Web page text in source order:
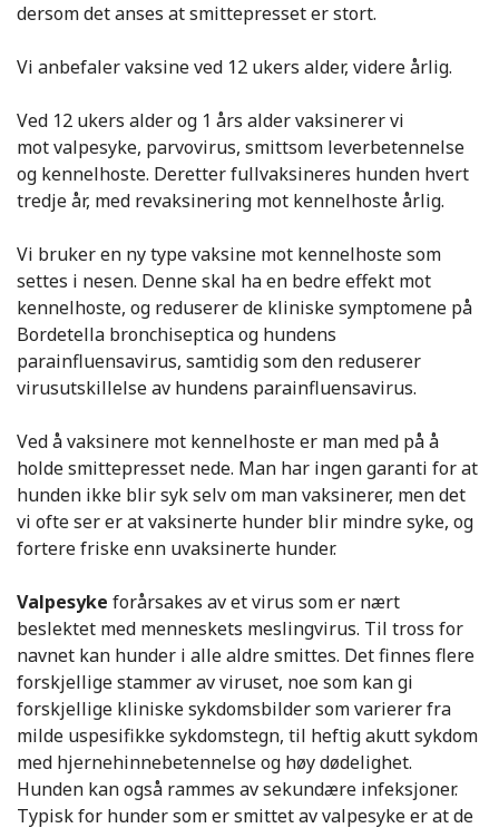
dersom det anses at smittepresset er stort.
Vi anbefaler vaksine ved 12 ukers alder, videre årlig.
Ved 12 ukers alder og 1 års alder vaksinerer vi
mot valpesyke, parvovirus, smittsom leverbetennelse
og kennelhoste. Deretter fullvaksineres hunden hvert
tredje år, med revaksinering mot kennelhoste årlig.
Vi bruker en ny type vaksine mot kennelhoste som
settes i nesen. Denne skal ha en bedre effekt mot
kennelhoste, og reduserer de kliniske symptomene på
Bordetella bronchiseptica og hundens
parainfluensavirus, samtidig som den reduserer
virusutskillelse av hundens parainfluensavirus.
Ved å vaksinere mot kennelhoste er man med på å
holde smittepresset nede. Man har ingen garanti for at
hunden ikke blir syk selv om man vaksinerer, men det
vi ofte ser er at vaksinerte hunder blir mindre syke, og
fortere friske enn uvaksinerte hunder.
Valpesyke forårsakes av et virus som er nært
beslektet med menneskets meslingvirus. Til tross for
navnet kan hunder i alle aldre smittes. Det finnes flere
forskjellige stammer av viruset, noe som kan gi
forskjellige kliniske sykdomsbilder som varierer fra
milde uspesifikke sykdomstegn, til heftig akutt sykdom
med hjernehinnebetennelse og høy dødelighet.
Hunden kan også rammes av sekundære infeksjoner.
Typisk for hunder som er smittet av valpesyke er at de